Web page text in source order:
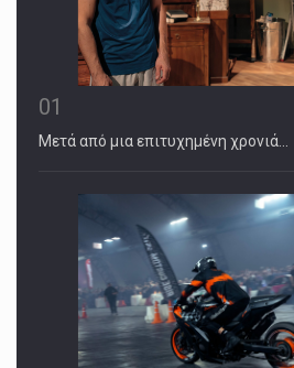
01
Μετά από μια επιτυχημένη χρονιά…